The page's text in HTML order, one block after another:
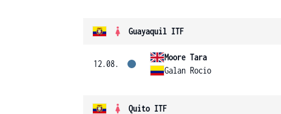
Guayaquil ITF
12.08.
Moore Tara
Galan Rocio
Quito ITF